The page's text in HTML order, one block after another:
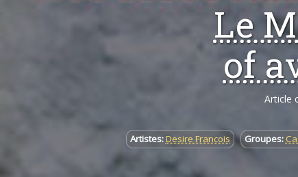
Le
of
Article
Artistes:Desire Francois Groupes: